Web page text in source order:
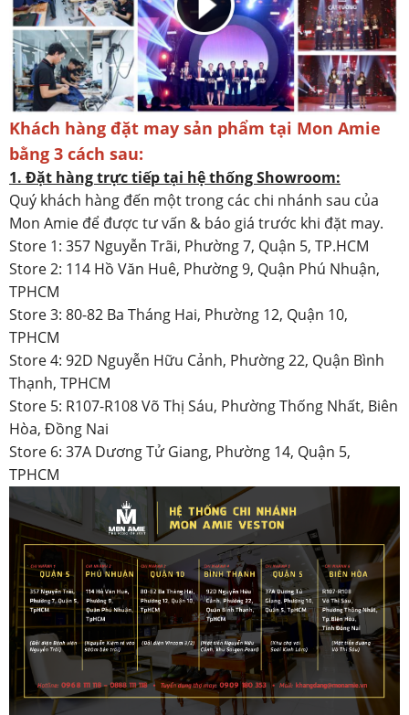
Khách hàng đặt may sản phẩm tại Mon Amie
bằng 3 cách sau:
1. Đặt hàng trực tiếp tại hệ thống Showroom:
Quý khách hàng đến một trong các chi nhánh sau của
Mon Amie để được tư vấn & báo giá trước khi đặt may.
Store 1: 357 Nguyễn Trãi, Phường 7, Quận 5, TP.HCM
Store 2: 114 Hồ Văn Huê, Phường 9, Quận Phú Nhuận,
TPHCM
Store 3: 80-82 Ba Tháng Hai, Phường 12, Quận 10,
TPHCM
Store 4: 92D Nguyễn Hữu Cảnh, Phường 22, Quận Bình
Thạnh, TPHCM
Store 5: R107-R108 Võ Thị Sáu, Phường Thống Nhất, Biên
Hòa, Đồng Nai
Store 6: 37A Dương Tử Giang, Phường 14, Quận 5,
TPHCM